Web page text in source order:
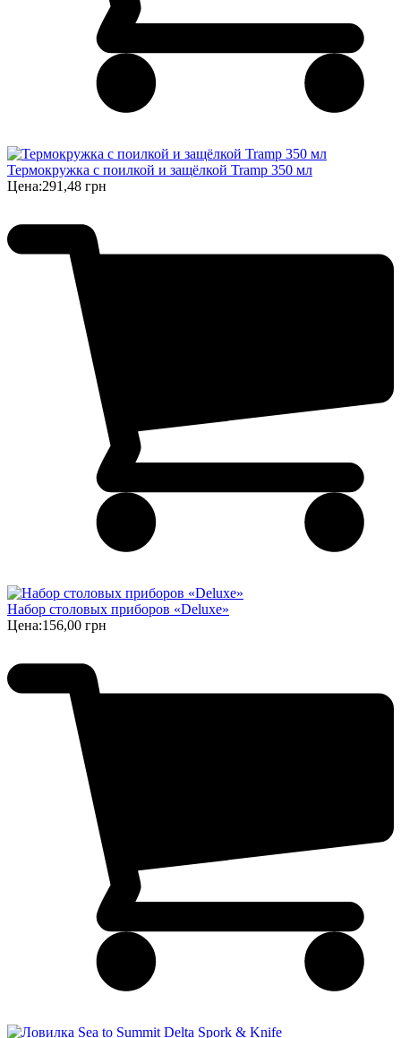
Термокружка с поилкой и защёлкой Tramp 350 мл
Цена:291,48 грн
Набор столовых приборов «Deluxe»
Цена:156,00 грн